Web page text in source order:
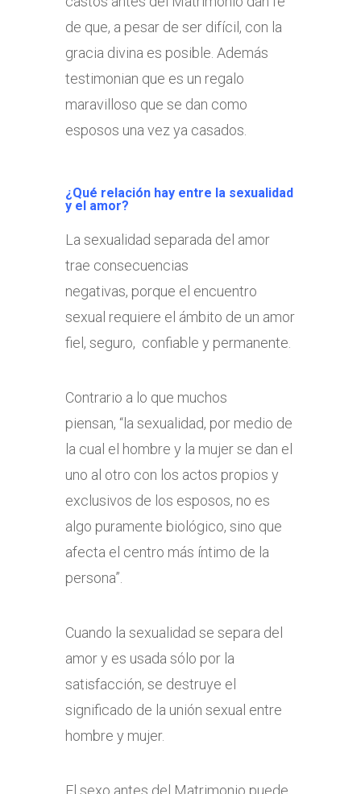
de que, a pesar de ser difícil, con la
gracia divina es posible. Además
testimonian que es un regalo
maravilloso que se dan como
esposos una vez ya casados.
¿Qué relación hay entre la sexualidad
y el amor?
La sexualidad separada del amor
trae consecuencias
negativas, porque el encuentro
sexual requiere el ámbito de un amor
fiel, seguro, confiable y permanente.
Contrario a lo que muchos
piensan, “la sexualidad, por medio de
la cual el hombre y la mujer se dan el
uno al otro con los actos propios y
exclusivos de los esposos, no es
algo puramente biológico, sino que
afecta el centro más íntimo de la
persona”.
Cuando la sexualidad se separa del
amor y es usada sólo por la
satisfacción, se destruye el
significado de la unión sexual entre
hombre y mujer.
El sexo antes del Matrimonio puede